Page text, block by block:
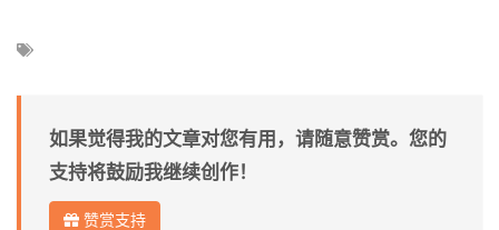
如果觉得我的文章对您有用，请随意赞赏。您的
支持将鼓励我继续创作！
赞赏支持